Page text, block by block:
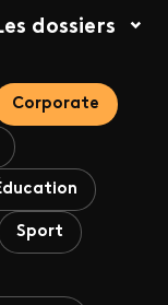
dossiers
Corporate
Sport